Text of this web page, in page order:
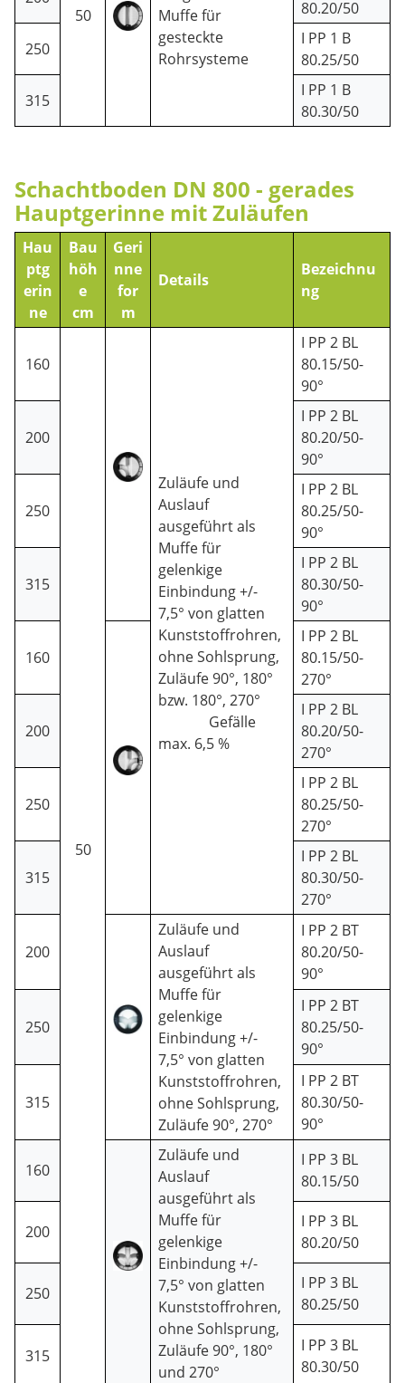
50
Muffe für
gesteckte
Rohrsysteme
80.20/50
250
I PP 1 B
80.25/50
315
I PP 1 B
80.30/50
Schachtboden DN 800 - gerades
Hauptgerinne mit Zuläufen
Hau
ptg
erin
ne
Bau
höh
e
cm
Geri
nne
for
m
Details
Bezeichnu
ng
160
50
Zuläufe und
Auslauf
ausgeführt als
Muffe für
gelenkige
Einbindung +/-
7,5° von glatten
Kunststoffrohren,
ohne Sohlsprung,
Zuläufe 90°, 180°
bzw. 180°, 270°
Gefälle
max. 6,5 %
I PP 2 BL
80.15/50-
90°
200
I PP 2 BL
80.20/50-
90°
250
I PP 2 BL
80.25/50-
90°
315
I PP 2 BL
80.30/50-
90°
160
I PP 2 BL
80.15/50-
270°
200
I PP 2 BL
80.20/50-
270°
250
I PP 2 BL
80.25/50-
270°
315
I PP 2 BL
80.30/50-
270°
200
Zuläufe und
Auslauf
ausgeführt als
Muffe für
gelenkige
Einbindung +/-
7,5° von glatten
Kunststoffrohren,
ohne Sohlsprung,
Zuläufe 90°, 270°
I PP 2 BT
80.20/50-
90°
250
I PP 2 BT
80.25/50-
90°
315
I PP 2 BT
80.30/50-
90°
160
Zuläufe und
Auslauf
ausgeführt als
Muffe für
gelenkige
Einbindung +/-
7,5° von glatten
Kunststoffrohren,
ohne Sohlsprung,
Zuläufe 90°, 180°
und 270°
I PP 3 BL
80.15/50
200
I PP 3 BL
80.20/50
250
I PP 3 BL
80.25/50
315
I PP 3 BL
80.30/50